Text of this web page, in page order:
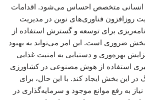
انسانی متخصص احساس می‌شود. اقدامات
روزافزون فناوری‌های نوین در مدیریت
برای توسعه و گسترش استفاده از
ضروری است. این امر می‌تواند به بهبود
بهره‌وری و دستیابی به امنیت غذایی
استفاده از هوش مصنوعی در کشاورزی
در این بخش ایجاد کند. با این حال، برای
به رفع موانع موجود و سرمایه‌گذاری در